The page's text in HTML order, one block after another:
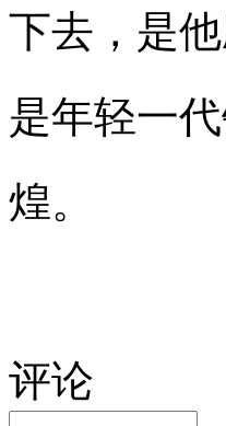
下去，是
是年轻一
煌。
评论